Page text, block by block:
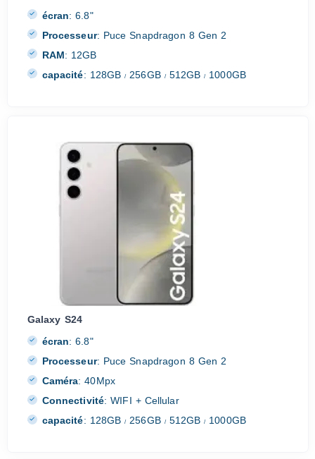
écran: 6.8"
Processeur: Puce Snapdragon 8 Gen 2
RAM: 12GB
capacité: 128GB/ 256GB /512GB/ 1000GB
Galaxy S24
écran: 6.8"
Processeur: Puce Snapdragon 8 Gen 2
Caméra: 40Mpx
Connectivité: WIFI + Cellular
capacité: 128GB/ 256GB /512GB/ 1000GB